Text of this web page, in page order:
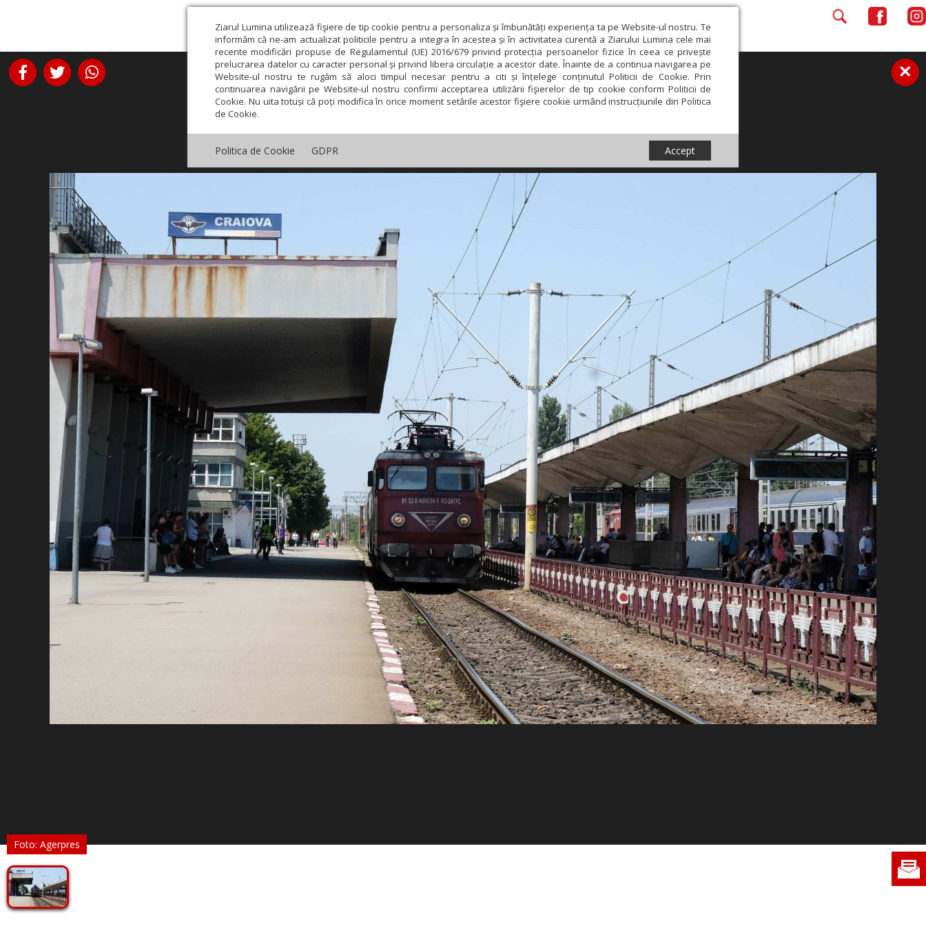
Ziarul Lumina utilizează fişiere de tip cookie pentru a personaliza și îmbunătăți experiența ta pe Website-ul nostru. Te
informăm că ne-am actualizat politicile pentru a integra în acestea și în activitatea curentă a Ziarului Lumina cele mai
recente modificări propuse de Regulamentul (UE) 2016/679 privind protecția persoanelor fizice în ceea ce privește
prelucrarea datelor cu caracter personal și privind libera circulație a acestor date. Înainte de a continua navigarea pe
Website-ul nostru te rugăm să aloci timpul necesar pentru a citi și înțelege conținutul Politicii de Cookie. Prin
continuarea navigării pe Website-ul nostru confirmi acceptarea utilizării fişierelor de tip cookie conform Politicii de
Cookie. Nu uita totuși că poți modifica în orice moment setările acestor fişiere cookie urmând instrucțiunile din Politica
de Cookie.
Politica de Cookie GDPR Accept
×
Foto: Agerpres